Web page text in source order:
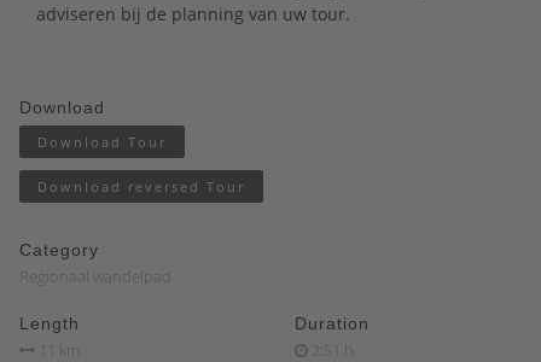
adviseren bij de planning van uw tour.
Download
Download Tour
Download reversed Tour
Category
Regionaal wandelpad
Length
11 km
Duration
2:51 h